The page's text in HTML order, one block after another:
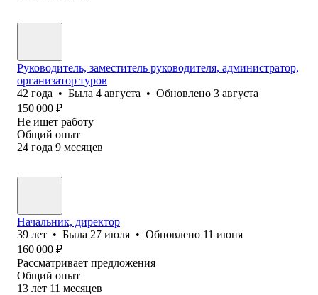
Руководитель, заместитель руководителя, администратор,
организатор туров
42 года • Была 4 августа • Обновлено 3 августа
150 000 ₽
Не ищет работу
Общий опыт
24 года 9 месяцев
Начальник, директор
39 лет • Была 27 июля • Обновлено 11 июня
160 000 ₽
Рассматривает предложения
Общий опыт
13 лет 11 месяцев